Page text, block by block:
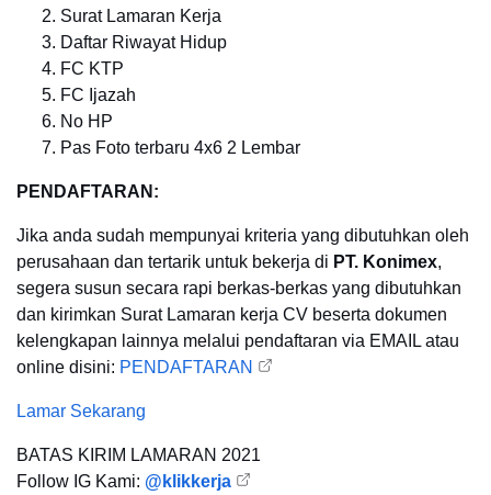
Surat Lamaran Kerja
Daftar Riwayat Hidup
FC KTP
FC Ijazah
No HP
Pas Foto terbaru 4x6 2 Lembar
PENDAFTARAN:
Jika anda sudah mempunyai kriteria yang dibutuhkan oleh
perusahaan dan tertarik untuk bekerja di PT. Konimex,
segera susun secara rapi berkas-berkas yang dibutuhkan
dan kirimkan Surat Lamaran kerja CV beserta dokumen
kelengkapan lainnya melalui pendaftaran via EMAIL atau
online disini: PENDAFTARAN
Lamar Sekarang
BATAS KIRIM LAMARAN 2021
Follow IG Kami: @klikkerja